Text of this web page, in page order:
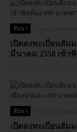
สัมนา
เปิดลงทะเบียนสัม
มีนาคม 2558 เข้า
สัมนา
เปิดลงทะเบียนสัมม